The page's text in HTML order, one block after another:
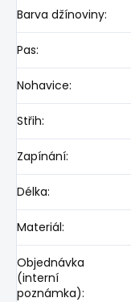
Barva džínoviny:
Pas:
Nohavice:
Střih:
Zapínání:
Délka:
Materiál:
Objednávka
(interní
poznámka):